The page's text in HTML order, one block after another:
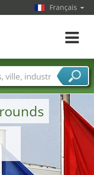
Français
Toggle
Secteurs de foire